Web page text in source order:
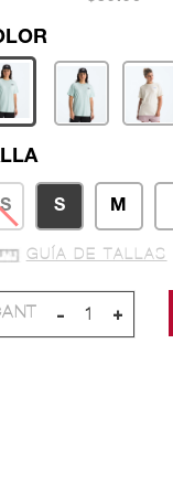
S M
GUÍA DE TALLAS
+
-